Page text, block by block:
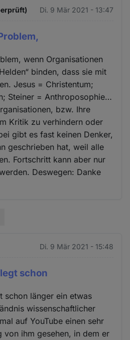
Di. 9 Mär 2021 - 13:47
wenn Organisationen
binden, dass sie mit
Jesus = Christentum;
Steiner = Anthroposophie…
bzw. Ihre
Kritik zu verhindern oder
gibt es fast keinen Denker,
geschrieben hat, weil alle
Fortschritt kann aber nur
Deswegen: Danke
Di. 9 Mär 2021 - 15:48
schon
schon länger ein etwas
wissenschaftlicher
auf YouTube einen sehr
von ihm gesehen, in dem er